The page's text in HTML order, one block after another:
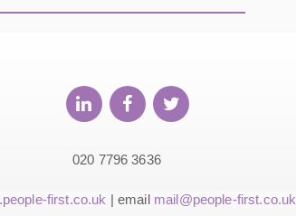
020 7796 3636
first.co.uk | email mail@people-first.co.uk